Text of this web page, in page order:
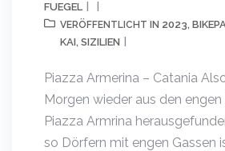
FUEGEL
VERÖFFENTLICHT IN 2023,
KAI, SIZILIEN
Piazza Armerina – Catania
Morgen wieder aus den
Piazza Armrina
so Dörfern mit engen Gassen